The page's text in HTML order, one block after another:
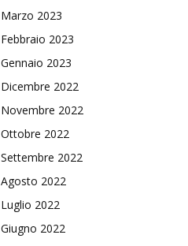
Marzo 2023
Febbraio 2023
Gennaio 2023
Dicembre 2022
Novembre 2022
Ottobre 2022
Settembre 2022
Agosto 2022
Luglio 2022
Giugno 2022